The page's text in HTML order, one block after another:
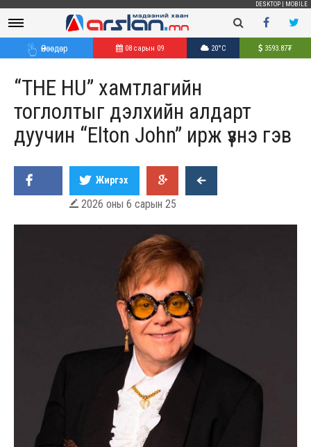
DESKTOP MOBILE
Өнөөдөр 08 сарын 09 20°C 3593.87₮
“THE HU” xамтлагийн
тоглолтыг дэлxийн алдарт
дуучин “Elton John” ирж үзнэ гэв
Жиргэх
 2026 оны 6 сарын 25